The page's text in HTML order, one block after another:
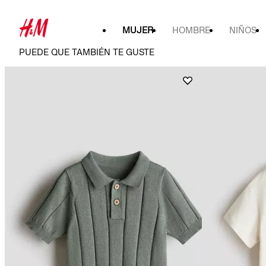
MUJER HOMBRE NIÑOS
PUEDE QUE TAMBIÉN TE GUSTE